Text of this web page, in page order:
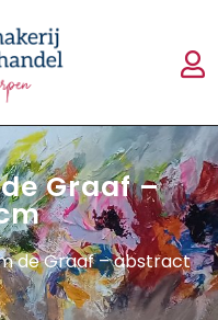
Graaf –
de Graaf – abstract